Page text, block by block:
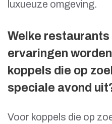
luxueuze omgeving.
Welke
ervaringen
koppels die op
speciale avond
Voor koppels die op